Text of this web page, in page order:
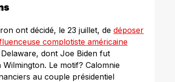
ont décidé, le 23 juillet, de déposer
complotiste américaine
dont Joe Biden fut
Le motif? Calomnie
au couple présidentiel